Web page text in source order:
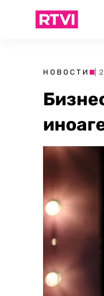
НОВОСТИ |